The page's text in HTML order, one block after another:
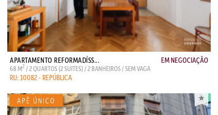
APARTAMENTO REFORMADÍSS... EM NEGOCIAÇÃO
68 M2 / 2 QUARTOS (2 SUITES) / 2 BANHEIROS / SEM VAGA
RU: 10082 - REPÚBLICA